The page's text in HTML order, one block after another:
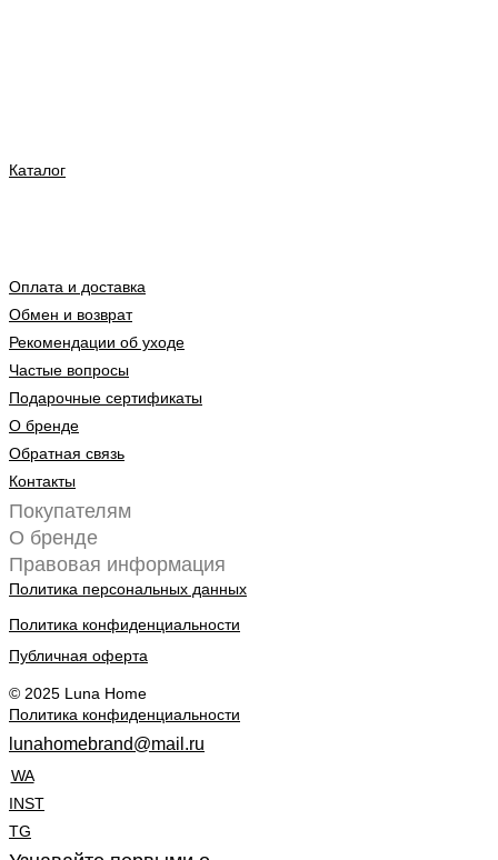
Каталог
Оплата и доставка
Обмен и возврат
Рекомендации об уходе
Частые вопросы
Подарочные сертификаты
О бренде
Обратная связь
Контакты
Покупателям
О бренде
Правовая информация
Политика персональных данных
Политика конфиденциальности
Публичная оферта
© 2025 Luna Home
Политика конфиденциальности
lunahomebrand@mail.ru
WA
INST
TG